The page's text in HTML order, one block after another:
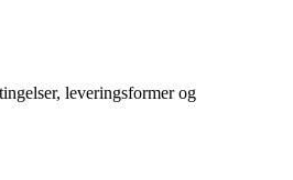
leveringsformer og